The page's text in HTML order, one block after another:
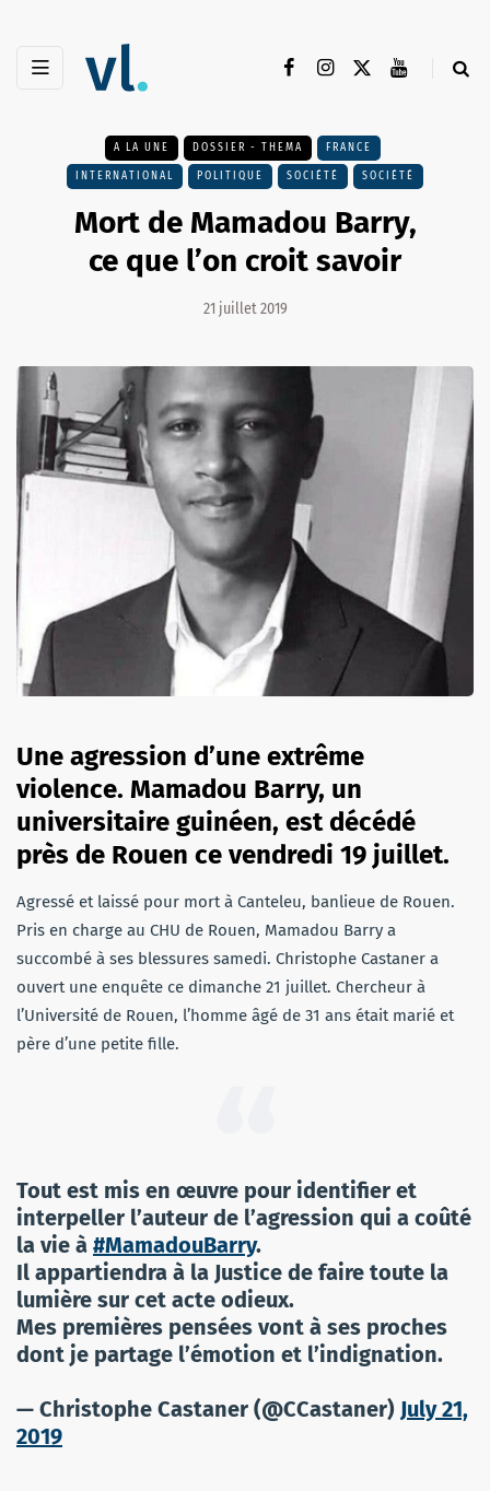
A LA UNE DOSSIER - THEMA FRANCE
INTERNATIONAL POLITIQUE SOCIÉTÉ SOCIÉTÉ
Mort de Mamadou Barry,
ce que l’on croit savoir
21 juillet 2019
Une agression d’une extrême
violence. Mamadou Barry, un
universitaire guinéen, est décédé
près de Rouen ce vendredi 19 juillet.
Agressé et laissé pour mort à Canteleu, banlieue de Rouen.
Pris en charge au CHU de Rouen, Mamadou Barry a
succombé à ses blessures samedi. Christophe Castaner a
ouvert une enquête ce dimanche 21 juillet. Chercheur à
l’Université de Rouen, l’homme âgé de 31 ans était marié et
père d’une petite fille.
Tout est mis en œuvre pour identifier et
interpeller l’auteur de l’agression qui a coûté
la vie à #MamadouBarry.
Il appartiendra à la Justice de faire toute la
lumière sur cet acte odieux.
Mes premières pensées vont à ses proches
dont je partage l’émotion et l’indignation.
— Christophe Castaner (@CCastaner) July 21,
2019